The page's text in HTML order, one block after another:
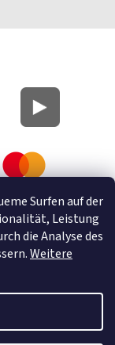
Surfen auf der
Leistung
die Analyse des
Weitere